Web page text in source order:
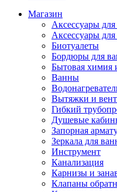
Магазин
Аксессуары
Аксессуары
Биотуалеты
Бордюры для
Бытовая химия
Ванны
Вытяжки и
Гибкий
Душевые
Запорная
Зеркала для
Инструмент
Канализация
Карнизы и
Клапаны